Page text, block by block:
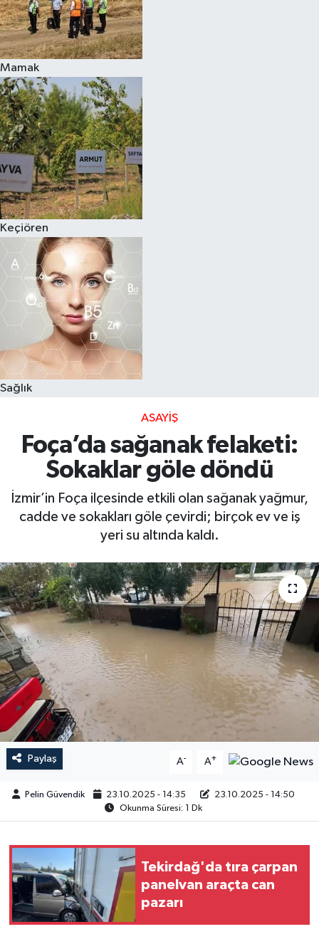
Mamak
Keçiören
Sağlık
ASAYIŞ
Foça’da sağanak felaketi:
Sokaklar göle döndü
İzmir’in Foça ilçesinde etkili olan sağanak yağmur,
cadde ve sokakları göle çevirdi; birçok ev ve iş
yeri su altında kaldı.
Paylaş A- A+
Pelin Güvendik 23.10.2025 - 14:35
23.10.2025 - 14:50
Okunma Süresi: 1 Dk
Tekirdağ'da tıra çarpan
panelvan araçta can
pazarı